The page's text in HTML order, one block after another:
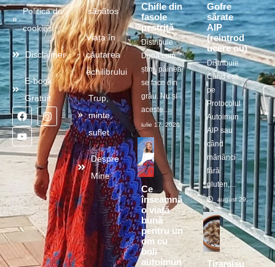
Politica de
cookies
Disclaimer
E-book
Gratuit
sănătos
Viața în
căutarea
echilibrului
Trup,
minte,
suflet
Despre
Mine
Chifle din
fasole
pestriță
Distribuie
După cum
știm, pâinea
se face din
grâu. Nu și
aceste...
iulie 17, 2026
Ce
înseamnă
o viață
bună
pentru un
om cu
boli
autoimun
Gofre
sărate
AIP
(reintrod
ucere ou)
Distribuie
Când ești
pe
Protocolul
Autoimun
AIP sau
când
mănânci
fără
gluten,...
august 29, 2025
Tiramisu